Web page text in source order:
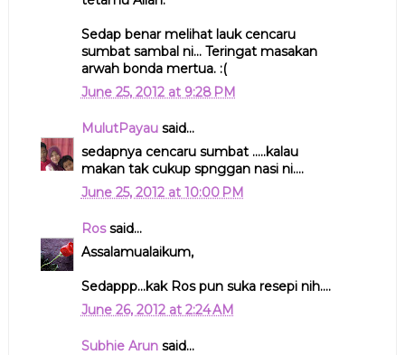
Sedap benar melihat lauk cencaru
sumbat sambal ni... Teringat masakan
arwah bonda mertua. :(
June 25, 2012 at 9:28 PM
MulutPayausaid...
sedapnya cencaru sumbat .....kalau
makan tak cukup spnggan nasi ni....
June 25, 2012 at 10:00 PM
Rossaid...
Assalamualaikum,
Sedappp...kak Ros pun suka resepi nih....
June 26, 2012 at 2:24 AM
Subhie Arunsaid...